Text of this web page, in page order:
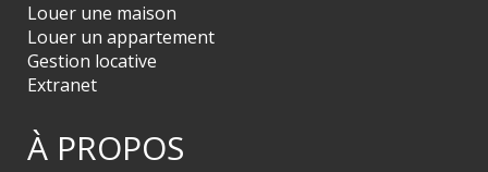
Louer une maison
Louer un appartement
Gestion locative
Extranet
À PROPOS